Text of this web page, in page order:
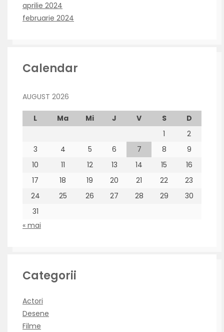
aprilie 2024
februarie 2024
Calendar
AUGUST 2026
L Ma Mi J V S
D
1
2
3
4 5 6 7 8
9
10
11 12 13 14 15
16
17
18 19 20 21 22
23
24
25 26 27 28 29
30
31
« mai
Categorii
Actori
Desene
Filme